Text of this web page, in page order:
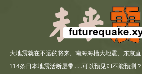
大地震就在不远的将来。南海海槽大地震、东京直
114条日本地震活断层带......可以预见却不能预测